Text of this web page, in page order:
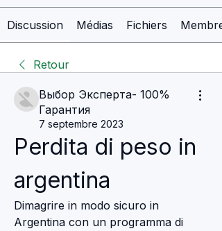
Discussion Médias Fichiers
Retour
Выбор Эксперта- 100%
Гарантия
7 septembre 2023
Perdita di peso in
argentina
Dimagrire in modo sicuro in
Argentina con un programma di